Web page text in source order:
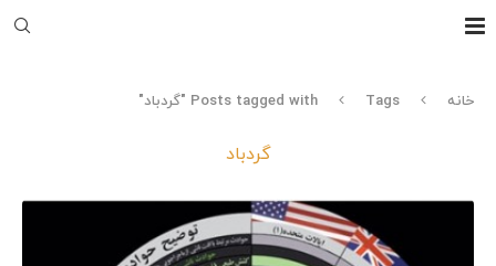
خانه Tags Posts tagged with "گردباد"
گردباد